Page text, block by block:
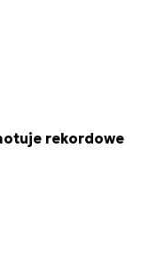
rekordowe